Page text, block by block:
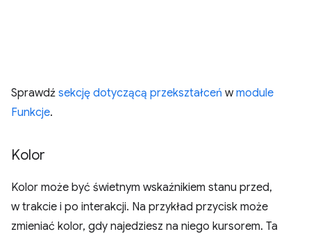
Sprawdź sekcję dotyczącą przekształceń wmodule
Funkcje.
Kolor
Kolor może być świetnym wskaźnikiem stanu przed,
w trakcie i po interakcji. Na przykład przycisk może
zmieniać kolor, gdy najedziesz na niego kursorem. Ta